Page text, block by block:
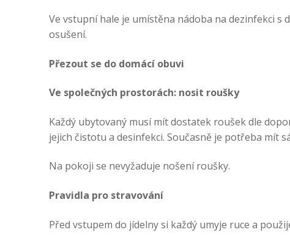
Ve vstupní hale je umístěna nádoba na dezinfekci
osušení.
Přezout se do domácí obuvi
Ve společných prostorách: nosit roušky
Každý ubytovaný musí mít dostatek roušek dle
jejich čistotu a desinfekci. Současně je potřeba mít
Na pokoji se nevyžaduje nošení roušky.
Pravidla pro stravování
Před vstupem do jídelny si každý umyje ruce a